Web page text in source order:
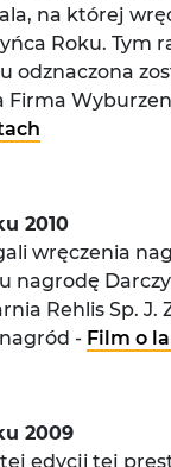
na której
Roku. Tym
odznaczona
Firma
2010
wręczenia
nagrodę
Rehlis Sp. J.
- Film o
2009
edycji tej